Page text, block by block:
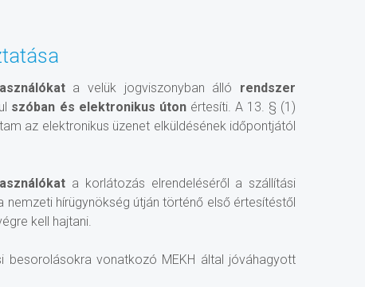
a velük jogviszonyban álló rendszer
szóban és elektronikus útonértesíti. A 13. § (1)
az elektronikus üzenet elküldésének időpontjától
a korlátozás elrendeléséről a szállítási
nemzeti hírügynökség útján történő első értesítéstől
kell hajtani.
besorolásokra vonatkozó MEKH által jóváhagyott